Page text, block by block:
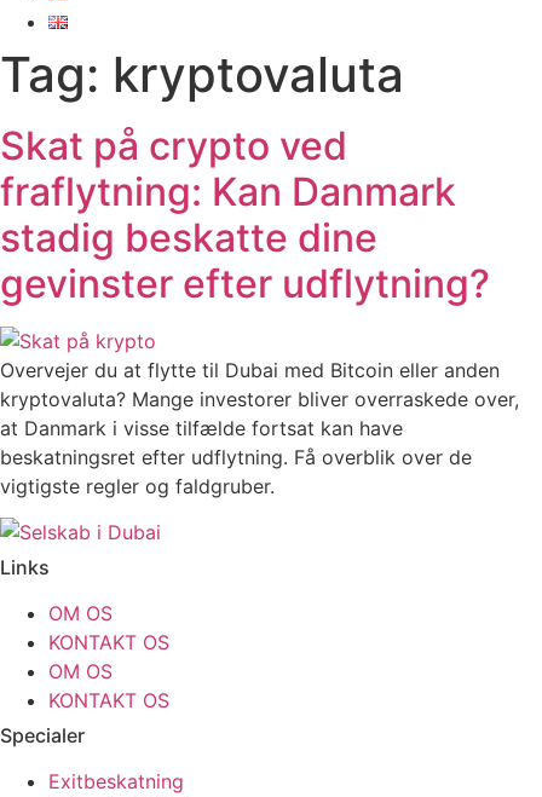
Tag: kryptovaluta
Skat på crypto ved
fraflytning: Kan Danmark
stadig beskatte dine
gevinster efter udflytning?
Overvejer du at flytte til Dubai med Bitcoin eller anden
kryptovaluta? Mange investorer bliver overraskede over,
at Danmark i visse tilfælde fortsat kan have
beskatningsret efter udflytning. Få overblik over de
vigtigste regler og faldgruber.
Links
OM OS
KONTAKT OS
OM OS
KONTAKT OS
Specialer
Exitbeskatning